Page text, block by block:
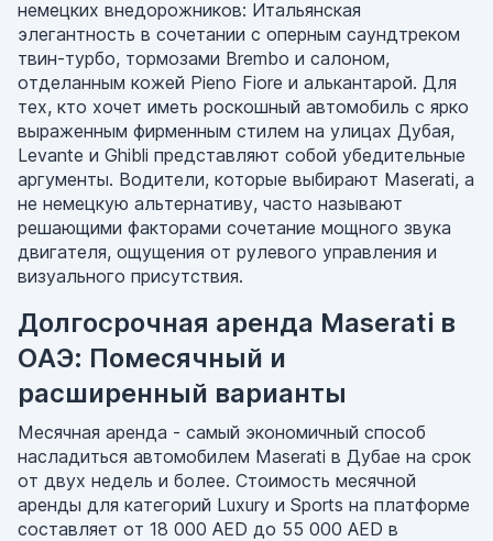
немецких внедорожников: Итальянская
элегантность в сочетании с оперным саундтреком
твин-турбо, тормозами Brembo и салоном,
отделанным кожей Pieno Fiore и алькантарой. Для
тех, кто хочет иметь роскошный автомобиль с ярко
выраженным фирменным стилем на улицах Дубая,
Levante и Ghibli представляют собой убедительные
аргументы. Водители, которые выбирают Maserati, а
не немецкую альтернативу, часто называют
решающими факторами сочетание мощного звука
двигателя, ощущения от рулевого управления и
визуального присутствия.
Долгосрочная аренда Maserati в
ОАЭ: Помесячный и
расширенный варианты
Месячная аренда - самый экономичный способ
насладиться автомобилем Maserati в Дубае на срок
от двух недель и более. Стоимость месячной
аренды для категорий Luxury и Sports на платформе
составляет от 18 000 AED до 55 000 AED в